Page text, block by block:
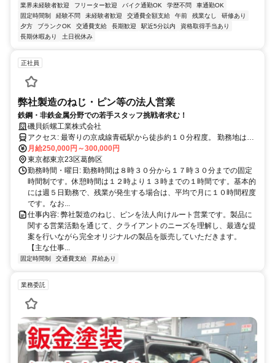
業界未経験者歓迎 フリーター歓迎 バイク通勤OK 学歴不問
車通勤OK
固定時間制
経験不問 未経験者歓迎 交通費全額支給 午前 残業なし
研修あり
夕方
ブランクOK 交通費支給 長期歓迎 駅近5分以内
資格取得手当あり
長期休暇あり
土日祝休み
正社員
弊社製造のねじ・ピン等の法人営業
鉄鋼・非鉄金属分野での若手スタッフ挑戦者求む！
磯貝鋲螺工業株式会社
アクセス: 最寄りの京成線青砥駅から徒歩約１０分程度。 勤務地は東
京都葛飾区青戸（水戸街道沿い）に位置しており、アクセスも良好で
す。通勤がしやすい環境で、快適な職場で働くことができます。
月給250,000円～300,000円
東京都東京23区葛飾区
勤務時間・曜日: 勤務時間は８時３０分から１７時３０分までの固定
時間制です。休憩時間は１２時より１３時までの１時間です。基本的
には週５日勤務で、残業が発生する場合は、平均で月に１０時間程度
です。なお...
仕事内容: 弊社製造のねじ、ピンを法人向けルート営業です。製品に
関する営業活動を通じて、クライアントのニーズを理解し、最適な提
案を行いながら完全オリジナルの製品を販売していただきます。
【主な仕事...
固定時間制 交通費支給 昇給あり
業務委託